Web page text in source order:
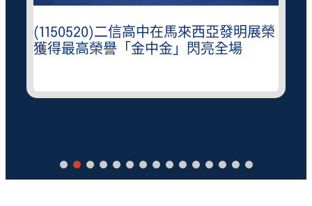
(1150520)二信高中在馬來西亞發明展榮
獲得最高榮譽「金中金」閃亮全場